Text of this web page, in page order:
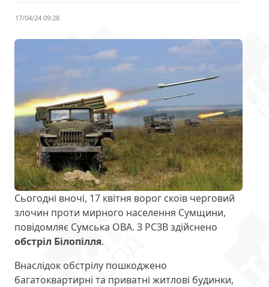
17/04/24 09:28
Сьогодні вночі, 17 квітня ворог скоїв черговий
злочин проти мирного населення Сумщини,
повідомляє Сумська ОВА. З РСЗВ здійснено
обстріл Білопілля.
Внаслідок обстрілу пошкоджено
багатоквартирні та приватні житлові будинки,